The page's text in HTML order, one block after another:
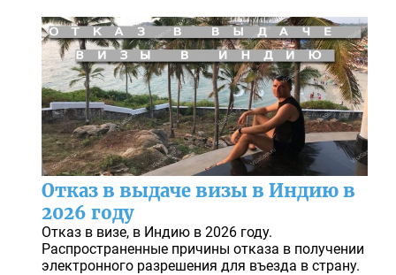
Отказ в выдаче визы в Индию в
2026 году
Отказ в визе, в Индию в 2026 году.
Распространенные причины отказа в получении
электронного разрешения для въезда в страну.